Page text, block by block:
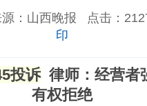
：山西晚报 点击：
印
投诉律师： 经营者
有权拒绝